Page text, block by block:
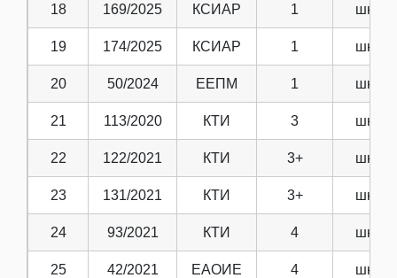
18 169/2025 КСИАР 1 школ.
19 174/2025 КСИАР 1 школ.
20 50/2024 ЕЕПМ 1 школ.
21 113/2020 КТИ 3 школ.
22 122/2021 КТИ 3+ школ.
23 131/2021 КТИ 3+ школ.
24 93/2021 КТИ 4 школ.
25 42/2021 ЕАОИЕ 4 школ.